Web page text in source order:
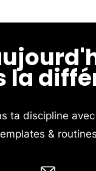
la
ta discipline
&